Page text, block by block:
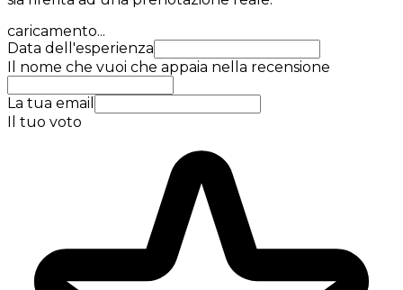
caricamento...
Data dell'esperienza
Il nome che vuoi che appaia nella recensione
La tua email
Il tuo voto